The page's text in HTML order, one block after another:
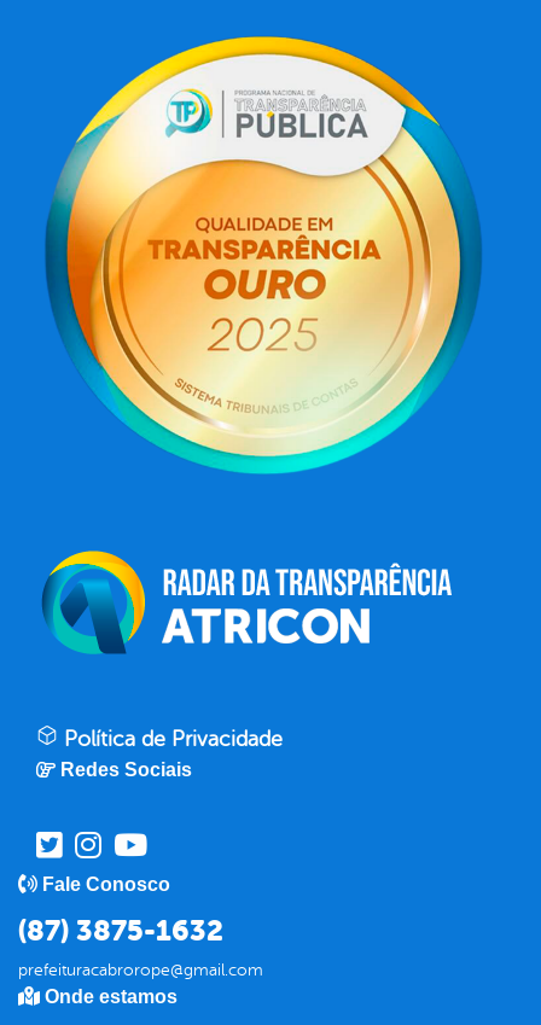
Política de Privacidade
Redes Sociais
Fale Conosco
(87) 3875-1632
prefeituracabrorope@gmail.com
Onde estamos